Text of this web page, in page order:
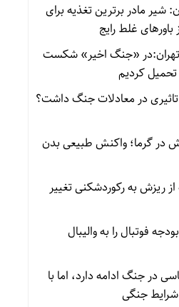
مادر برترین تغذیه برای
غلط رایج
«جنگ اخیر» شکست
تحمیل کردیم
نصر ۲ چه تاثیری در معادلات جنگ داشت؟
در گرما؛ واکنش طبیعی بدن
ریزش به رکوردشکنی تغییر
فوتبال را به والیبال
در جنگ ادامه دارد، اما با
شرایط جنگی